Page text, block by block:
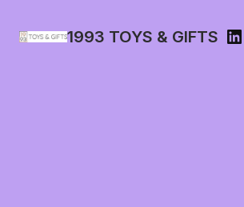
1993 TOYS & GIFTS